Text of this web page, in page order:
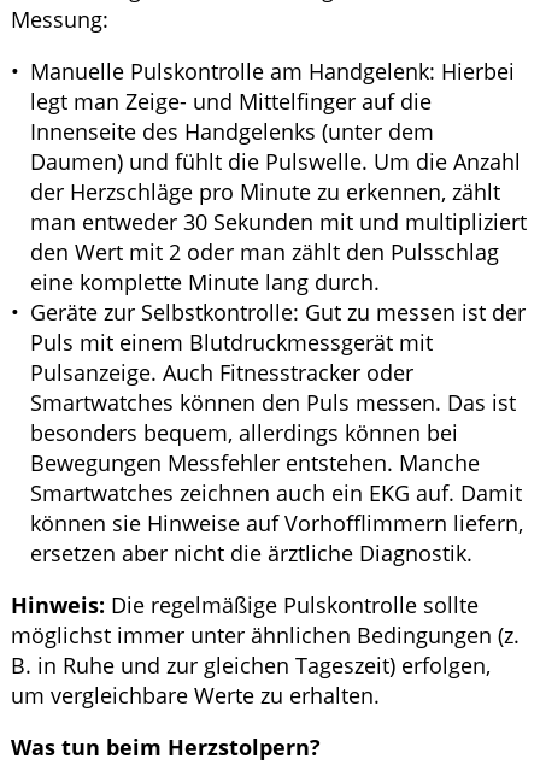
Messung:
Manuelle Pulskontrolle am Handgelenk: Hierbei
legt man Zeige- und Mittelfinger auf die
Innenseite des Handgelenks (unter dem
Daumen) und fühlt die Pulswelle. Um die Anzahl
der Herzschläge pro Minute zu erkennen, zählt
man entweder 30 Sekunden mit und multipliziert
den Wert mit 2 oder man zählt den Pulsschlag
eine komplette Minute lang durch.
Geräte zur Selbstkontrolle: Gut zu messen ist der
Puls mit einem Blutdruckmessgerät mit
Pulsanzeige. Auch Fitnesstracker oder
Smartwatches können den Puls messen. Das ist
besonders bequem, allerdings können bei
Bewegungen Messfehler entstehen. Manche
Smartwatches zeichnen auch ein EKG auf. Damit
können sie Hinweise auf Vorhofflimmern liefern,
ersetzen aber nicht die ärztliche Diagnostik.
Hinweis: Die regelmäßige Pulskontrolle sollte
möglichst immer unter ähnlichen Bedingungen (z.
B. in Ruhe und zur gleichen Tageszeit) erfolgen,
um vergleichbare Werte zu erhalten.
Was tun beim Herzstolpern?